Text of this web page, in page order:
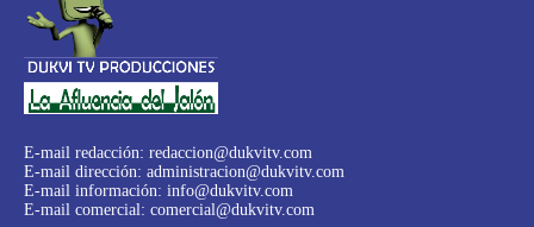
E-mail redacción: redaccion@dukvitv.com
E-mail dirección: administracion@dukvitv.com
E-mail información: info@dukvitv.com
E-mail comercial: comercial@dukvitv.com